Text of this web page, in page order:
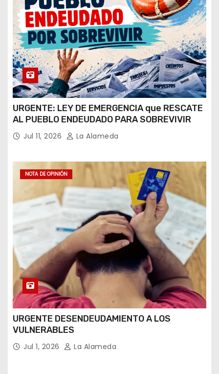
URGENTE: LEY DE EMERGENCIA que RESCATE
AL PUEBLO ENDEUDADO PARA SOBREVIVIR
Jul 11, 2026 La Alameda
NOTA DE OPINIÓN
URGENTE DESENDEUDAMIENTO A LOS
VULNERABLES
Jul 1, 2026 La Alameda